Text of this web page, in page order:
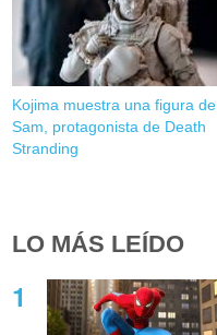
Kojima muestra una figura de
Sam, protagonista de Death
Stranding
LO MÁS LEÍDO